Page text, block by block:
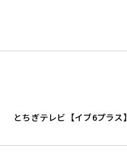
とちぎテレビ【イブ6プラス】